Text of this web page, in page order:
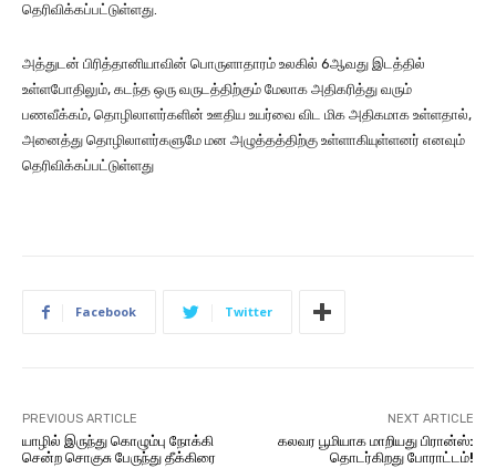
தெரிவிக்கப்பட்டுள்ளது.
அத்துடன் பிரித்தானியாவின் பொருளாதாரம் உலகில் 6ஆவது இடத்தில்
உள்ளபோதிலும், கடந்த ஒரு வருடத்திற்கும் மேலாக அதிகரித்து வரும்
பணவீக்கம், தொழிலாளர்களின் ஊதிய உயர்வை விட மிக அதிகமாக உள்ளதால்,
அனைத்து தொழிலாளர்களுமே மன அழுத்தத்திற்கு உள்ளாகியுள்ளனர் எனவும்
தெரிவிக்கப்பட்டுள்ளது
Facebook Twitter
PREVIOUS ARTICLE
யாழில் இருந்து கொழும்பு நோக்கி
சென்ற சொகுசு பேருந்து தீக்கிரை
NEXT ARTICLE
கலவர பூமியாக மாறியது பிரான்ஸ்:
தொடர்கிறது போராட்டம்!